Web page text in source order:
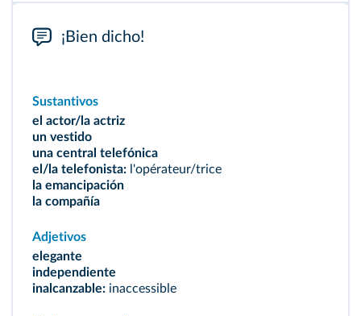
¡Bien dicho!
Sustantivos
el actor/la actriz
un vestido
una central telefónica
el/la telefonista: l'opérateur/trice
la emancipación
la compañía
Adjetivos
elegante
independiente
inalcanzable: inaccessible